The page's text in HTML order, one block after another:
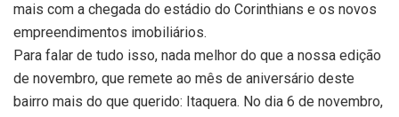
mais com a chegada do estádio do Corinthians e os novos
empreendimentos imobiliários.
Para falar de tudo isso, nada melhor do que a nossa edição
de novembro, que remete ao mês de aniversário deste
bairro mais do que querido: Itaquera. No dia 6 de novembro,